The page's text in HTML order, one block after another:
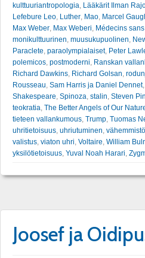
kulttuuriantropologia Lääkärit Ilman
Lefebure Leo Luther Mao Marcel
Max Weber Max Weberi Médecins
monikulttuurinen muusukupuolinen
Paraclete paraolympialaiset, Peter
polemicos postmoderni Ranskan
Richard Dawkins Richard Golsan
Rousseau Sam Harris ja Daniel Dennet,
Shakespeare Spinoza stalin Steven
teokratia The Better Angels of Our
tieteen vallankumous Trump Tuomas
uhritietoisuus uhriutuminen
valistus viaton uhri Voltaire William
yksilötietoisuus Yuval Noah Harari
Joosef ja